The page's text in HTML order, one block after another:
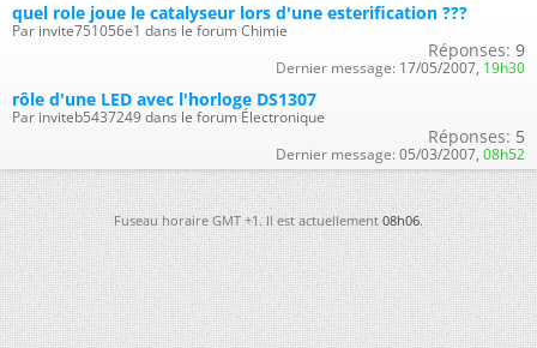
quel role joue le catalyseur lors d'une esterification ???
Par invite751056e1 dans le forum Chimie
Réponses: 9
Dernier message: 17/05/2007, 19h30
rôle d'une LED avec l'horloge DS1307
Par inviteb5437249 dans le forum Électronique
Réponses: 5
Dernier message: 05/03/2007, 08h52
Fuseau horaire GMT +1. Il est actuellement08h06.